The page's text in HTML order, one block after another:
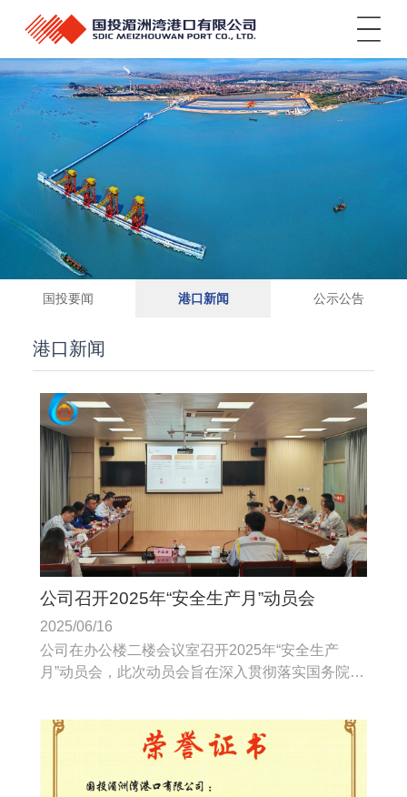
菜单
国投要闻 港口新闻 公示公告
港口新闻
公司召开2025年“安全生产月”动员会
2025/06/16
公司在办公楼二楼会议室召开2025年“安全生产
月”动员会，此次动员会旨在深入贯彻落实国务院安